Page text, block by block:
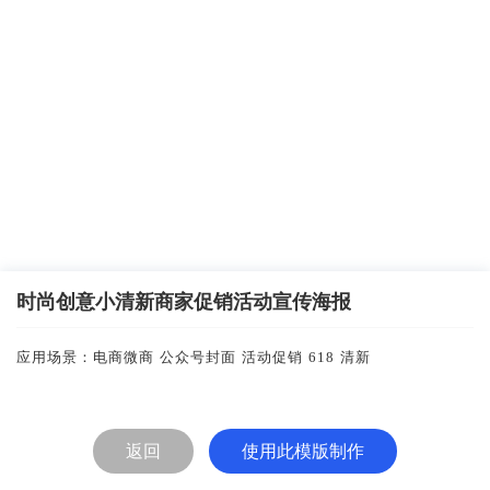
时尚创意小清新商家促销活动宣传海报
应用场景： 电商微商 公众号封面 活动促销 618 清新
返回 使用此模版制作